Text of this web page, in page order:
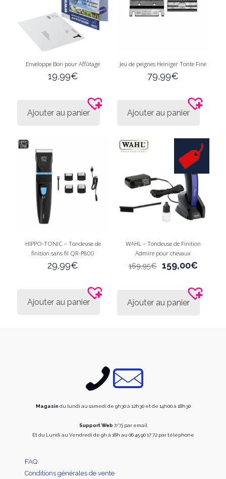
Enveloppe Bon pour Affûtage
19,99€
Ajouter au panier
Jeu de peignes Heiniger Tonte Fine
79,99€
Ajouter au panier
HIPPO-TONIC – Tondeuse de
finition sans fil QR-P800
29,99€
Ajouter au panier
WAHL – Tondeuse de Finition
Admire pour chevaux
169,95€ Le
169,95€.
159,00€Le
est :
Ajouter au panier
Magasin du lundi au samedi de 9h30 à 12h30 et de 14h00 à 18h30
Support Web 7/7j par email
Et du Lundi au Vendredi de 9h à 18h au 06 45 90 17 72 par téléphone
FAQ
Conditions générales de vente